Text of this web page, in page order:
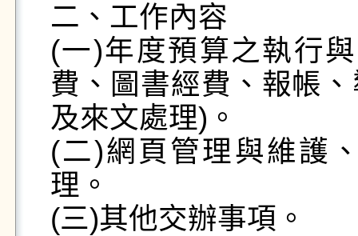
二、工作內容
(一)年度預算之執行
費、圖書經費、報帳
及來文處理)。
(二)網頁管理與維護
理。
(三)其他交辦事項。